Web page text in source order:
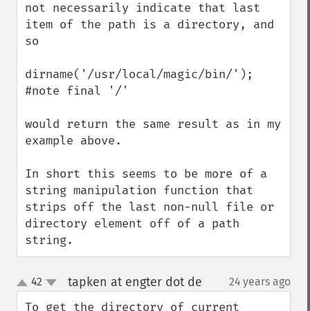
not necessarily indicate that last
item of the path is a directory, and
so
dirname('/usr/local/magic/bin/');
#note final '/'
would return the same result as in my
example above.
In short this seems to be more of a
string manipulation function that
strips off the last non-null file or
directory element off of a path
string.
up
down
42 tapken at engter dot de 24 years ago
To get the directory of current